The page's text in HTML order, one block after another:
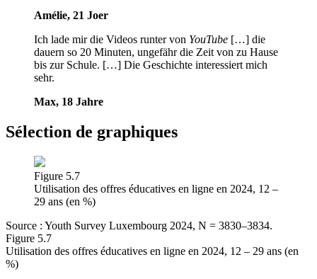
Amélie, 21 Joer
Ich lade mir die Videos runter von YouTube […] die
dauern so 20 Minuten, ungefähr die Zeit von zu Hause
bis zur Schule. […] Die Geschichte interessiert mich
sehr.
Max, 18 Jahre
Sélection de graphiques
Figure 5.7
Utilisation des offres éducatives en ligne en 2024, 12 –
29 ans (en %)
Source : Youth Survey Luxembourg 2024, N = 3830–3834.
Figure 5.7
Utilisation des offres éducatives en ligne en 2024, 12 – 29 ans (en
%)